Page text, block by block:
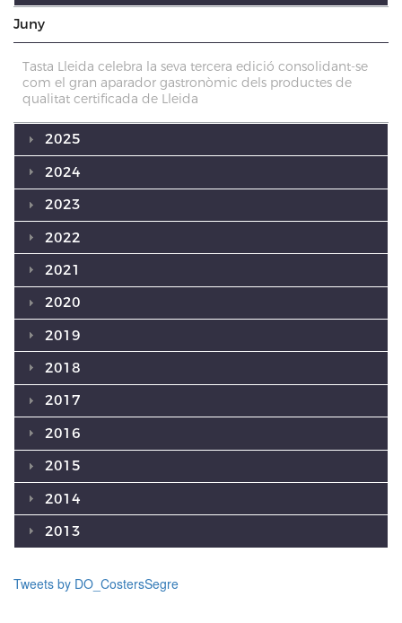
Juny
Tasta Lleida celebra la seva tercera edició consolidant-se
com el gran aparador gastronòmic dels productes de
qualitat certificada de Lleida
2025
2024
2023
2022
2021
2020
2019
2018
2017
2016
2015
2014
2013
Tweets by DO_CostersSegre